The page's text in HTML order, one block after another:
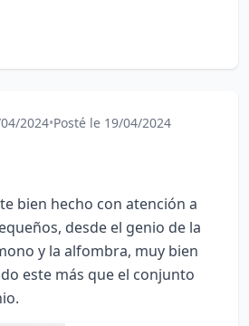
2024•Posté le 19/04/2024
bien hecho con atención a
desde el genio de la
y la alfombra, muy bien
este más que el conjunto